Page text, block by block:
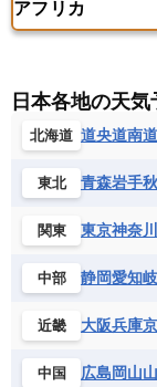
バーレーン
ギリシャ
スロバキア
チェコ
フランス
ベルギー
モナコ公国
ラトビア
ツバル
バヌアツ
ワリス・フ
バーミュー
アメリカ領
キューバ
グレナダ
コロンビア
セントクリ
セントビン
セントルシ
ドミニカ共和
ニカラグア
バルバドス
アフリカ
エジプト
エリトリア
ギニアビサ
コンゴ共和
コートジボ
サントメ・
シエラレオ
ジンバブエ
セントヘレ
日本各地の天気
北海道 道央道南
東北 青森岩手
関東 東京神奈川
中部 静岡愛知
近畿 大阪兵庫
中国 広島岡山